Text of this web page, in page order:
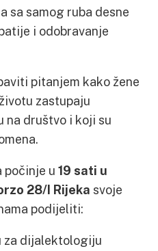
sa samog ruba desne
i odobravanje
pitanjem kako žene
zastupaju
na društvo i koji su
počinje u 19 sati u
28/I Rijeka svoje
podijeliti:
za dijalektologiju